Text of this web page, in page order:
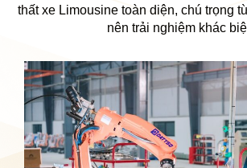
thất xe Limousine toàn diện, chú trọng
nên trải nghiệm khác